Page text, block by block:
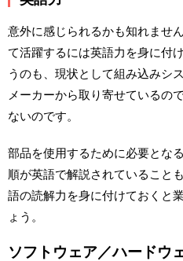
意外に感じられるかも知れませ
て活躍するには英語力を身に付
うのも、現状として組み込みシ
メーカーから取り寄せているの
ないのです。
部品を使用するために必要とな
順が英語で解説されていること
語の読解力を身に付けておくと
ょう。
ソフトウェア／ハードウ